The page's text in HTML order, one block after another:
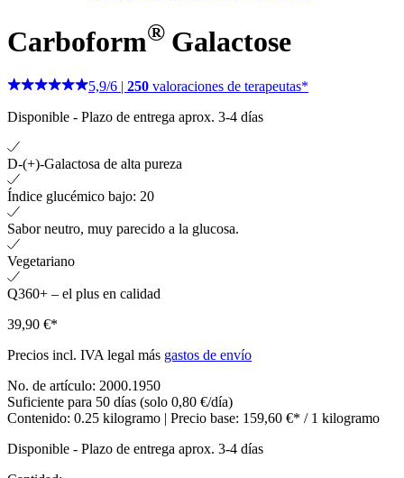
Carboform® Galactose
5,9/6 | 250 valoraciones de terapeutas*
Disponible - Plazo de entrega aprox. 3-4 días
D-(+)-Galactosa de alta pureza
Índice glucémico bajo: 20
Sabor neutro, muy parecido a la glucosa.
Vegetariano
Q360+ – el plus en calidad
39,90 €*
Precios incl. IVA legal más gastos de envío
No. de artículo: 2000.1950
Suficiente para 50 días (solo 0,80 €/día)
Contenido: 0.25 kilogramo | Precio base: 159,60 €* / 1 kilogramo
Disponible - Plazo de entrega aprox. 3-4 días